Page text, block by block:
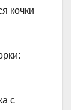
кочки
с